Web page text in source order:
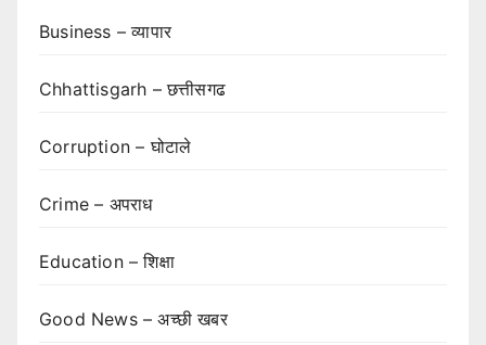
Business – व्यापार
Chhattisgarh – छत्तीसगढ
Corruption – घोटाले
Crime – अपराध
Education – शिक्षा
Good News – अच्छी खबर